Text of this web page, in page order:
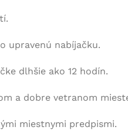
upravenú nabíjačku.
dlhšie ako 12 hodín.
a dobre vetranom
miestnymi predpismi.